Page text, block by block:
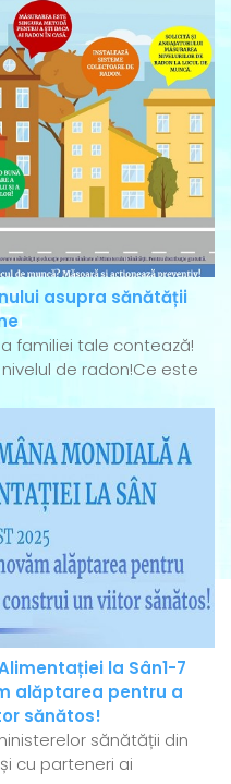
asupra sănătății
familiei tale contează!
de radon!Ce este
la Sân1-7
alăptarea pentru a
sănătos!
sănătății din
cu parteneri ai